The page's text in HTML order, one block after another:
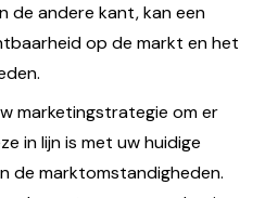
de andere kant, kan een
op de markt en het
marketingstrategie om er
in lijn is met uw huidige
de marktomstandigheden.